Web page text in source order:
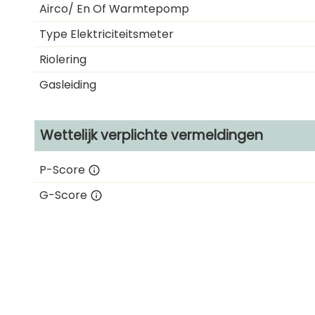
Airco/ En Of Warmtepomp
Type Elektriciteitsmeter
Riolering
Gasleiding
Wettelijk verplichte vermeldingen
P-Score
G-Score